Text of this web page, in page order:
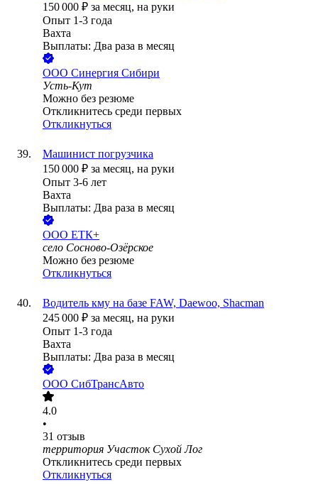
150 000 ₽ за месяц, на руки
Опыт 1-3 года
Вахта
Выплаты: Два раза в месяц
ООО Синергия Сибири
Усть-Кут
Можно без резюме
Откликнитесь среди первых
Откликнуться
Машинист погрузчика
150 000 ₽ за месяц, на руки
Опыт 3-6 лет
Вахта
Выплаты: Два раза в месяц
ООО ЕТК+
село Сосново-Озёрское
Можно без резюме
Откликнуться
Водитель кму на базе FAW, Daewoo, Shacman
245 000 ₽ за месяц, на руки
Опыт 1-3 года
Вахта
Выплаты: Два раза в месяц
ООО СибТрансАвто
4.0
•
31 отзыв
территория Участок Сухой Лог
Откликнитесь среди первых
Откликнуться